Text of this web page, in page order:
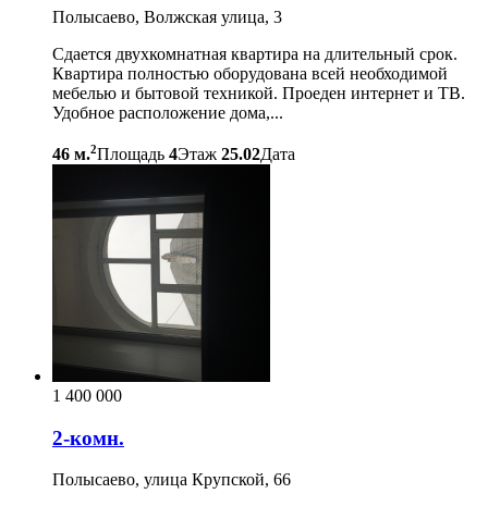
Полысаево, Волжская улица, 3
Сдается двухкомнатная квартира на длительный срок.
Квартира полностью оборудована всей необходимой
мебелью и бытовой техникой. Проеден интернет и ТВ.
Удобное расположение дома,...
46 м.2Площадь 4Этаж 25.02Дата
1 400 000
2-комн.
Полысаево, улица Крупской, 66